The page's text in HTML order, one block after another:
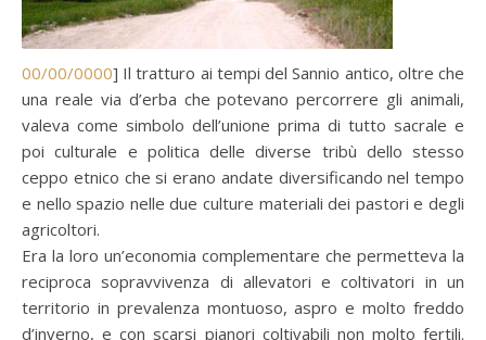
00/00/0000] Il tratturo ai tempi del Sannio antico, oltre che
una reale via d’erba che potevano percorrere gli animali,
valeva come simbolo dell’unione prima di tutto sacrale e
poi culturale e politica delle diverse tribù dello stesso
ceppo etnico che si erano andate diversificando nel tempo
e nello spazio nelle due culture materiali dei pastori e degli
agricoltori.
Era la loro un’economia complementare che permetteva la
reciproca sopravvivenza di allevatori e coltivatori in un
territorio in prevalenza montuoso, aspro e molto freddo
d’inverno, e con scarsi pianori coltivabili non molto fertili.